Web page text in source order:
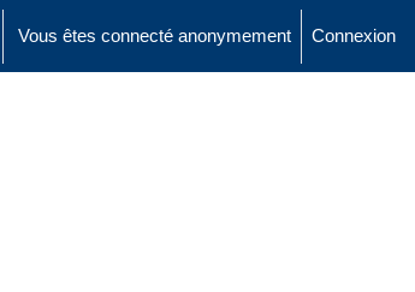
de recherche
Vous êtes connecté anonymement Connexion